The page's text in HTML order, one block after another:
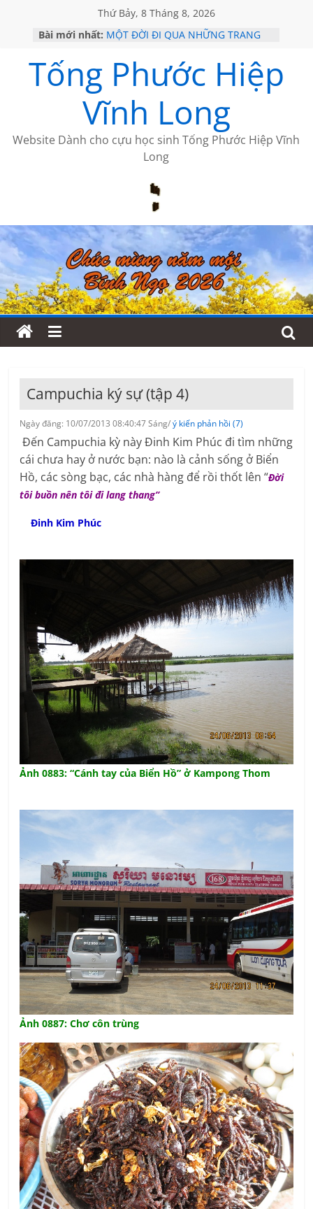
Thứ Bảy, 8 Tháng 8, 2026
Bài mới nhất: HỌC SỬ HỒI XƯA
MỘT ĐỜI ĐI QUA NHỮNG TRANG
KHÔNG ĐỀ 19 CỦA THÁI LÃO
CHÙM THƠ CỦA BÍCH HÀ
GIÃ TỪ ĐÀ LẠT của ANTH ĐOÀN
Tống Phước Hiệp
Vĩnh Long
Website Dành cho cựu học sinh Tống Phước Hiệp Vĩnh
Long
Campuchia ký sự (tập 4)
Ngày đăng: 10/07/2013 08:40:47 Sáng/ý kiến phản hồi (7)
Đến Campuchia kỳ này Đinh Kim Phúc đi tìm những
cái chưa hay ở nước bạn: nào là cảnh sống ở Biển
Hồ, các sòng bạc, các nhà hàng để rồi thốt lên “Đời
tôi buồn nên tôi đi lang thang”
Đinh Kim Phúc
Ảnh 0883: “Cánh tay của Biển Hồ” ở Kampong Thom
Ảnh 0887: Chơ côn trùng